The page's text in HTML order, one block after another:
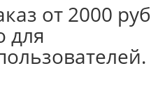
от 2000 руб
для